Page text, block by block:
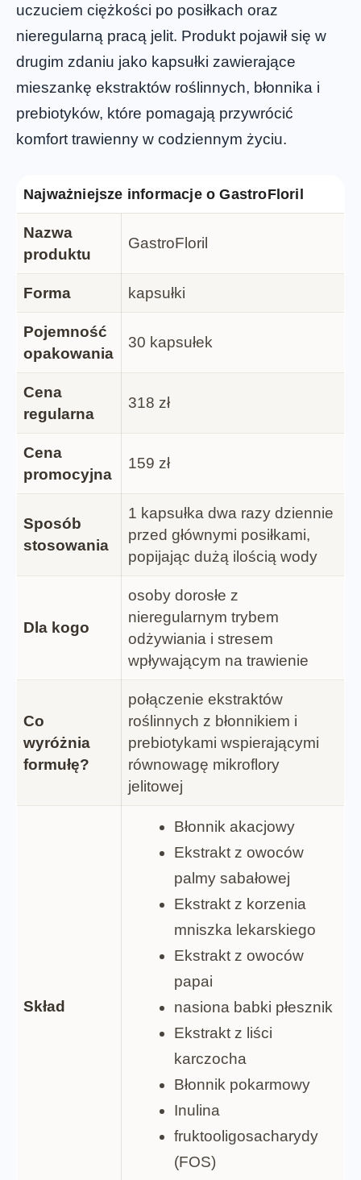
uczuciem ciężkości po posiłkach oraz
nieregularną pracą jelit. Produkt pojawił się w
drugim zdaniu jako kapsułki zawierające
mieszankę ekstraktów roślinnych, błonnika i
prebiotyków, które pomagają przywrócić
komfort trawienny w codziennym życiu.
Najważniejsze informacje o GastroFloril
Nazwa
produktu
GastroFloril
Forma kapsułki
Pojemność
opakowania
30 kapsułek
Cena
regularna
318 zł
Cena
promocyjna
159 zł
Sposób
stosowania
1 kapsułka dwa razy dziennie
przed głównymi posiłkami,
popijając dużą ilością wody
Dla kogo
osoby dorosłe z
nieregularnym trybem
odżywiania i stresem
wpływającym na trawienie
Co
wyróżnia
formułę?
połączenie ekstraktów
roślinnych z błonnikiem i
prebiotykami wspierającymi
równowagę mikroflory
jelitowej
Skład
Błonnik akacjowy
Ekstrakt z owoców
palmy sabałowej
Ekstrakt z korzenia
mniszka lekarskiego
Ekstrakt z owoców
papai
nasiona babki płesznik
Ekstrakt z liści
karczocha
Błonnik pokarmowy
Inulina
fruktooligosacharydy
(FOS)